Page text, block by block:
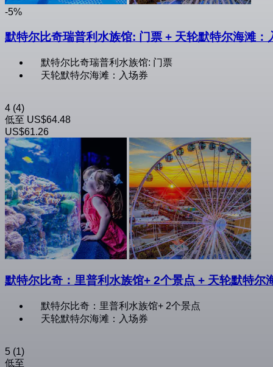
-5%
默特尔比奇瑞普利水族馆: 门票 + 天轮默特尔海滩：
默特尔比奇瑞普利水族馆: 门票
天轮默特尔海滩：入场券
4 (4)
低至 US$64.48
US$61.26
默特尔比奇：里普利水族馆+ 2个景点 + 天轮默特尔
默特尔比奇：里普利水族馆+ 2个景点
天轮默特尔海滩：入场券
5 (1)
低至